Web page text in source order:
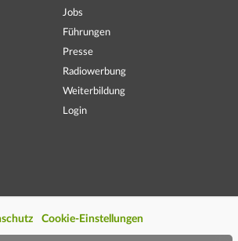
Jobs
Führungen
Presse
Radiowerbung
Weiterbildung
Login
Cookie-Einstellungen